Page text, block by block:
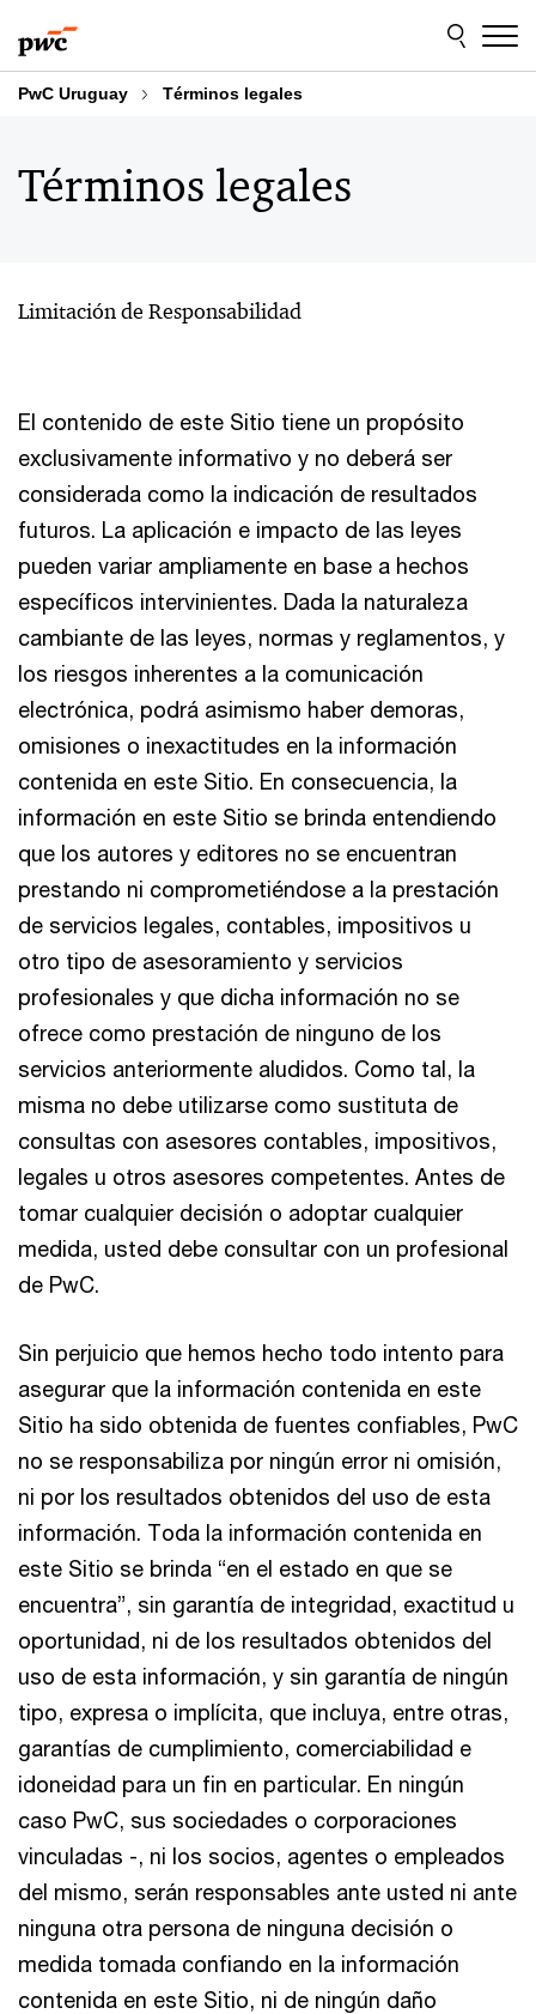
to
content
to
footer
PwC Uruguay Términos legales
Términos legales
Limitación de Responsabilidad
El contenido de este Sitio tiene un propósito
exclusivamente informativo y no deberá ser
considerada como la indicación de resultados
futuros. La aplicación e impacto de las leyes
pueden variar ampliamente en base a hechos
específicos intervinientes. Dada la naturaleza
cambiante de las leyes, normas y reglamentos, y
los riesgos inherentes a la comunicación
electrónica, podrá asimismo haber demoras,
omisiones o inexactitudes en la información
contenida en este Sitio. En consecuencia, la
información en este Sitio se brinda entendiendo
que los autores y editores no se encuentran
prestando ni comprometiéndose a la prestación
de servicios legales, contables, impositivos u
otro tipo de asesoramiento y servicios
profesionales y que dicha información no se
ofrece como prestación de ninguno de los
servicios anteriormente aludidos. Como tal, la
misma no debe utilizarse como sustituta de
consultas con asesores contables, impositivos,
legales u otros asesores competentes. Antes de
tomar cualquier decisión o adoptar cualquier
medida, usted debe consultar con un profesional
de PwC.
Sin perjuicio que hemos hecho todo intento para
asegurar que la información contenida en este
Sitio ha sido obtenida de fuentes confiables, PwC
no se responsabiliza por ningún error ni omisión,
ni por los resultados obtenidos del uso de esta
información. Toda la información contenida en
este Sitio se brinda “en el estado en que se
encuentra”, sin garantía de integridad, exactitud u
oportunidad, ni de los resultados obtenidos del
uso de esta información, y sin garantía de ningún
tipo, expresa o implícita, que incluya, entre otras,
garantías de cumplimiento, comerciabilidad e
idoneidad para un fin en particular. En ningún
caso PwC, sus sociedades o corporaciones
vinculadas -, ni los socios, agentes o empleados
del mismo, serán responsables ante usted ni ante
ninguna otra persona de ninguna decisión o
medida tomada confiando en la información
contenida en este Sitio, ni de ningún daño